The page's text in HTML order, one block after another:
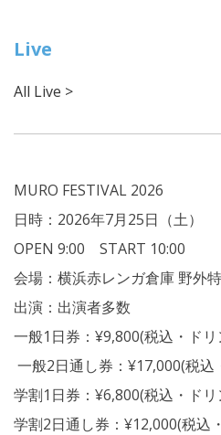
Live
All Live >
MURO FESTIVAL 2026
日時：2026年7月25日（土）
OPEN 9:00 START 10:00
会場：横浜赤レンガ倉庫 野外
出演：出演者多数
一般1日券：¥9,800(税込・ド
一般2日通し券：¥17,000(税込
学割1日券：¥6,800(税込・ド
学割2日通し券：¥12,000(税込